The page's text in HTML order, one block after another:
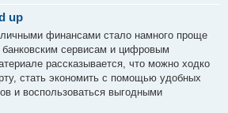
up
финансами стало намного проще
сервисам и цифровым
рассказывается, что можно ходко
стать экономить с помощью удобных
и воспользоваться выгодными